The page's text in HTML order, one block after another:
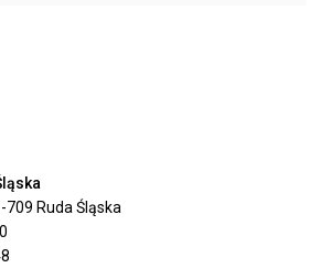
709 Ruda Śląska